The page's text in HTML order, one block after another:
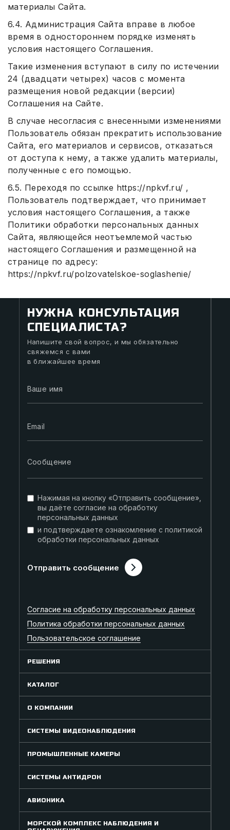
материалы Сайта.
6.4. Администрация Сайта вправе в любое
время в одностороннем порядке изменять
условия настоящего Соглашения.
Такие изменения вступают в силу по истечении
24 (двадцати четырех) часов с момента
размещения новой редакции (версии)
Соглашения на Сайте.
В случае несогласия с внесенными изменениями
Пользователь обязан прекратить использование
Сайта, его материалов и сервисов, отказаться
от доступа к нему, а также удалить материалы,
полученные с его помощью.
6.5. Переходя по ссылке https://npkvf.ru/ ,
Пользователь подтверждает, что принимает
условия настоящего Соглашения, а также
Политики обработки персональных данных
Сайта, являющейся неотъемлемой частью
настоящего Соглашения и размещенной на
странице по адресу:
https://npkvf.ru/polzovatelskoe-soglashenie/
НУЖНА КОНСУЛЬТАЦИЯ
СПЕЦИАЛИСТА?
Напишите свой вопрос, и мы обязательно
свяжемся с вами
в ближайшее время
Нажимая на кнопку «Отправить сообщение»,
вы даёте согласие на обработку
персональных данных
и подтверждаете ознакомление с политикой
обработки персональных данных
Отправить сообщение
Согласие на обработку персональных данных
Политика обработки персональных данных
Пользовательское соглашение
РЕШЕНИЯ
КАТАЛОГ
О КОМПАНИИ
СИСТЕМЫ ВИДЕОНАБЛЮДЕНИЯ
ПРОМЫШЛЕННЫЕ КАМЕРЫ
СИСТЕМЫ АНТИДРОН
АВИОНИКА
МОРСКОЙ КОМПЛЕКС НАБЛЮДЕНИЯ И